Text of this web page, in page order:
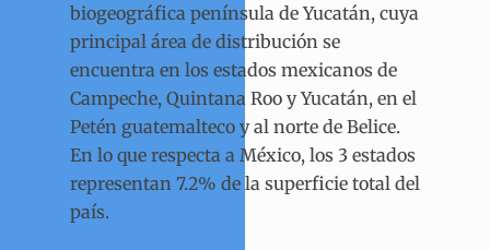
biogeográfica península de Yucatán, cuya
principal área de distribución se
encuentra en los estados mexicanos de
Campeche, Quintana Roo y Yucatán, en el
Petén guatemalteco y al norte de Belice.
En lo que respecta a México, los 3 estados
representan 7.2% de la superficie total del
país.